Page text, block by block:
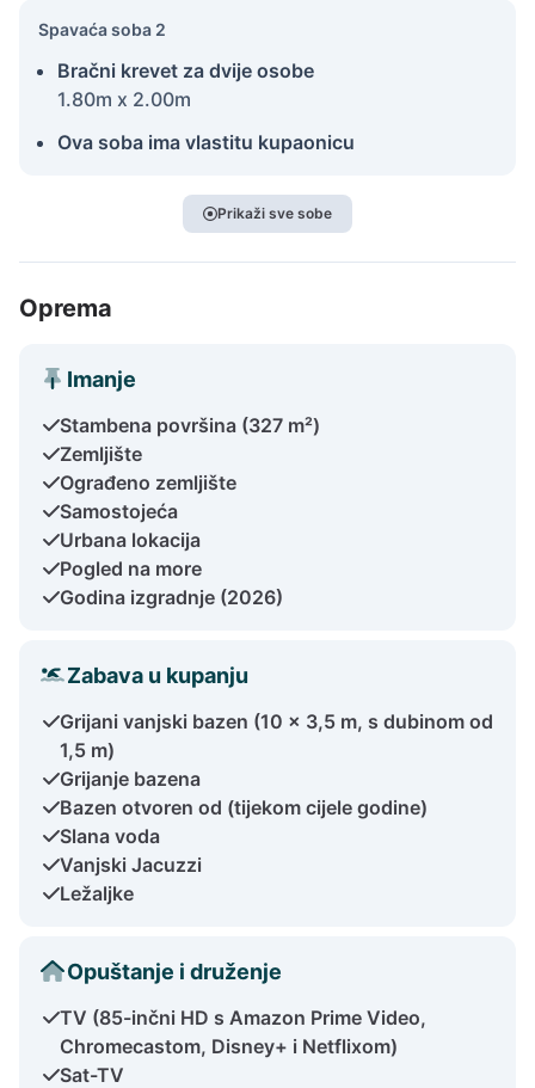
Spavaća soba 2
Bračni krevet za dvije osobe
1.80m x 2.00m
Ova soba ima vlastitu kupaonicu
Prikaži sve sobe
Oprema
Imanje
Stambena površina (327 m²)
Zemljište
Ograđeno zemljište
Samostojeća
Urbana lokacija
Pogled na more
Godina izgradnje (2026)
Zabava u kupanju
Grijani vanjski bazen (10 x 3,5 m, s dubinom od
1,5 m)
Grijanje bazena
Bazen otvoren od (tijekom cijele godine)
Slana voda
Vanjski Jacuzzi
Ležaljke
Opuštanje i druženje
TV (85-inčni HD s Amazon Prime Video,
Chromecastom, Disney+ i Netflixom)
Sat-TV